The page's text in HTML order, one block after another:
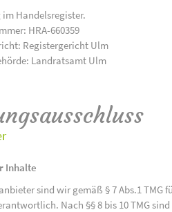
Handelsregister.
HRA-660359
Registergericht Ulm
Landratsamt Ulm
Inhalte
sind wir gemäß § 7 Abs.1
Nach §§ 8 bis 10 TMG